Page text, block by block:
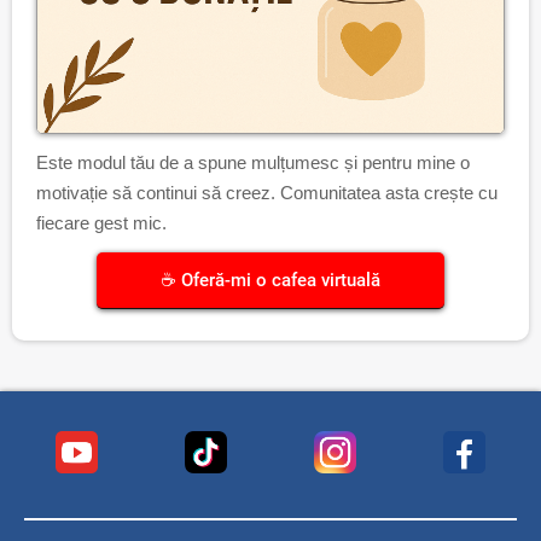
Este modul tău de a spune mulțumesc și pentru mine o
motivație să continui să creez. Comunitatea asta crește cu
fiecare gest mic.
☕ Oferă-mi o cafea virtuală